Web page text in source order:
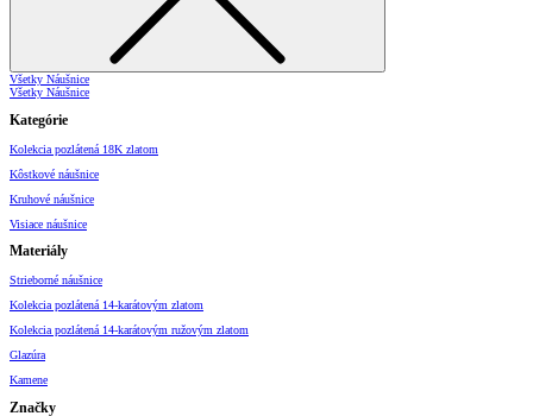
Všetky Náušnice
Všetky Náušnice
Kategórie
Kolekcia pozlátená 18K zlatom
Kôstkové náušnice
Kruhové náušnice
Visiace náušnice
Materiály
Strieborné náušnice
Kolekcia pozlátená 14-karátovým zlatom
Kolekcia pozlátená 14-karátovým ružovým zlatom
Glazúra
Kamene
Značky